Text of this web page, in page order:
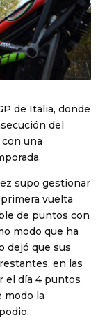
de Italia, donde
del
una
supo gestionar
vuelta
de puntos con
modo que ha
dejó que sus
en las
el día 4 puntos
modo la